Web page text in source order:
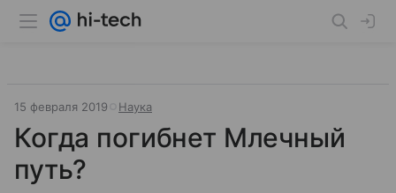
15 февраля 2019 Наука
Когда погибнет Млечный
путь?